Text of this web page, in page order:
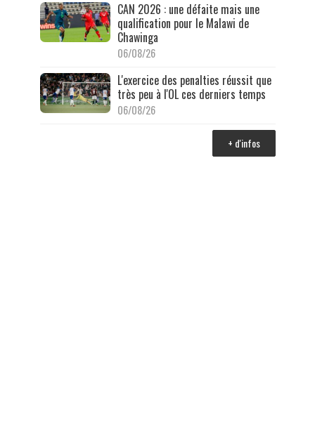
CAN 2026 : une défaite mais une
qualification pour le Malawi de
Chawinga
06/08/26
L'exercice des penalties réussit que
très peu à l'OL ces derniers temps
06/08/26
+ d'infos